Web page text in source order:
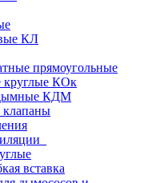
КЛ
прямоугольные
круглые КОк
КДМ
вставка